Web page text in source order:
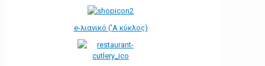
e-λιανικό ('Α κύκλος)